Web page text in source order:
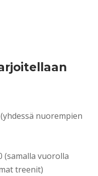
nuorempien
(samalla vuorolla
treenit)